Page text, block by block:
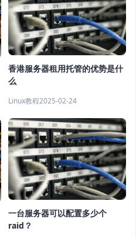
香港服务器租用托管的优势是什
么
Linux教程2025-02-24
一台服务器可以配置多少个
raid？